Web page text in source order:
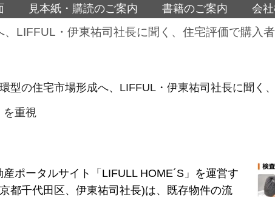
見本紙・購読のご案内 書籍のご案内 会
LIFFUL・伊東祐司社長に聞く、住宅評価で購入
型の住宅市場形成へ、LIFFUL・伊東祐司社長に聞く
を重視
ポータルサイト「LIFULL HOME´S」を運営す
都千代田区、伊東祐司社長)は、既存物件の流